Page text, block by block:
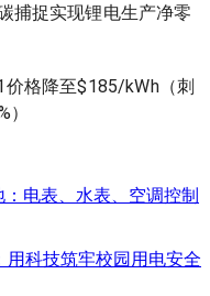
捕捉实现锂电生产净零
格降至$185/kWh（刺
电表、水表、空调控制
用科技筑牢校园用电安全